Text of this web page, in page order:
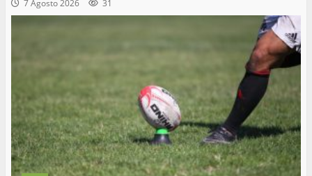
7 Agosto 2026 31